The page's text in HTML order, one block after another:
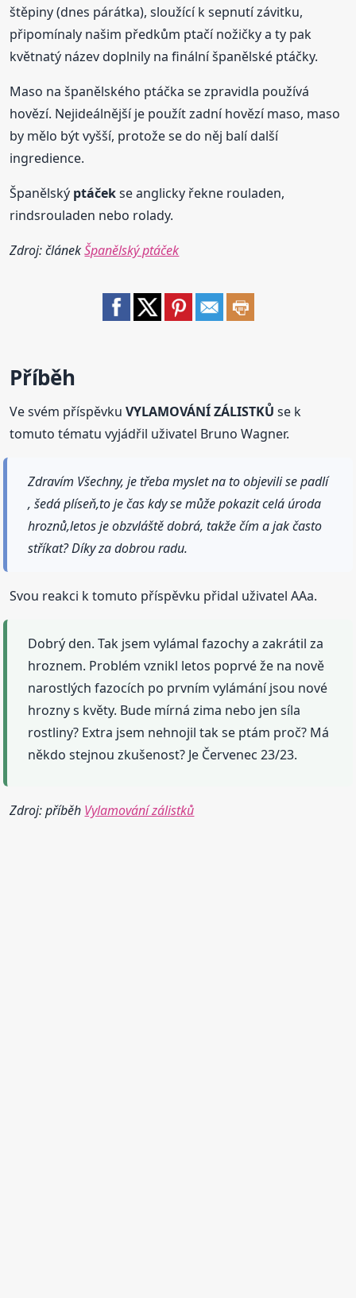
štěpiny (dnes párátka), sloužící k sepnutí závitku,
připomínaly našim předkům ptačí nožičky a ty pak
květnatý název doplnily na finální španělské ptáčky.
Maso na španělského ptáčka se zpravidla používá
hovězí. Nejideálnější je použít zadní hovězí maso, maso
by mělo být vyšší, protože se do něj balí další
ingredience.
Španělský ptáčekse anglicky řekne rouladen,
rindsrouladen nebo rolady.
Zdroj: článekŠpanělský ptáček
Příběh
Ve svém příspěvkuVYLAMOVÁNÍ ZÁLISTKŮ se k
tomuto tématu vyjádřil uživatel Bruno Wagner.
Zdravím Všechny, je třeba myslet na to objevili se padlí
, šedá plíseň,to je čas kdy se může pokazit celá úroda
hroznů,letos je obzvláště dobrá, takže čím a jak často
stříkat? Díky za dobrou radu.
Svou reakci k tomuto příspěvku přidal uživatel AAa.
Dobrý den. Tak jsem vylámal fazochy a zakrátil za
hroznem. Problém vznikl letos poprvé že na nově
narostlých fazocích po prvním vylámání jsou nové
hrozny s květy. Bude mírná zima nebo jen síla
rostliny? Extra jsem nehnojil tak se ptám proč? Má
někdo stejnou zkušenost? Je Červenec 23/23.
Zdroj: příběh Vylamování zálistků